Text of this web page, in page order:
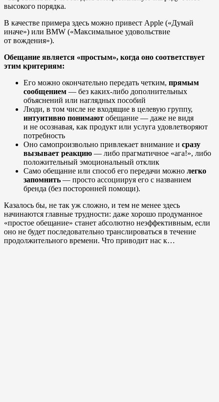
высокого порядка.
В качестве примера здесь можно привест Apple («Думай
иначе») или BMW («Максимальное удовольствие
от вождения»).
Обещание является «простым», когда оно соответствует
этим критериям:
Его можно окончательно передать четким, прямым
сообщением — без каких-либо дополнительных
объяснений или наглядных пособий
Люди, в том числе не входящие в целевую группу,
интуитивно понимают обещание — даже не видя
и не осознавая, как продукт или услуга удовлетворяют
потребность
Оно самопроизвольно привлекает внимание и сразу
вызывает реакцию — либо прагматичное «ага!», либо
положительный эмоциональный отклик
Само обещание или способ его передачи можно легко
запомнить — просто ассоциируя его с названием
бренда (без посторонней помощи).
Казалось бы, не так уж сложно, и тем не менее здесь
начинаются главные трудности: даже хорошо продуманное
«простое обещание» станет абсолютно неэффективным, если
оно не будет последовательно транслироваться в течение
продолжительного времени. Что приводит нас к…